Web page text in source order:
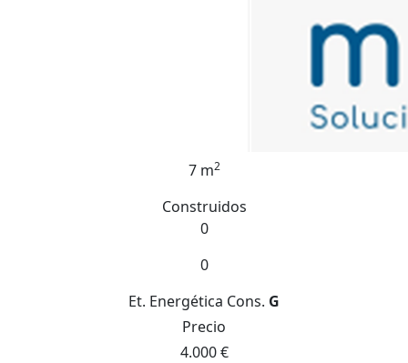
7 m2
Construidos
0
0
Et. Energética Cons. G
Precio
4.000 €